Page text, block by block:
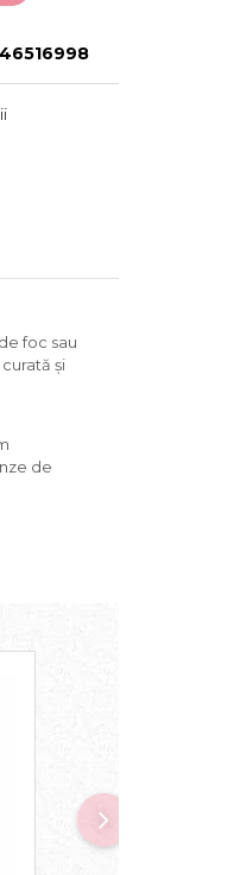
foc sau
şi
de